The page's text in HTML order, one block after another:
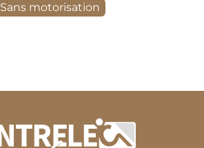
Sans motorisation